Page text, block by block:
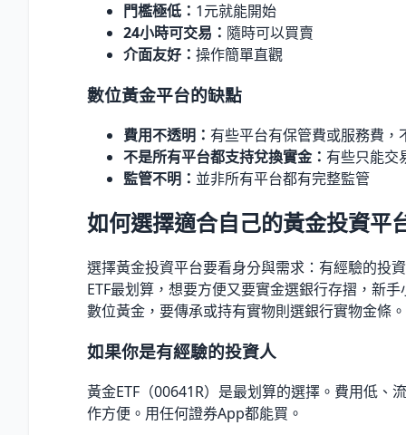
門檻極低： 1元就能開始
24小時可交易： 隨時可以買賣
介面友好： 操作簡單直觀
數位黃金平台的缺點
費用不透明： 有些平台有保管費或服務費，
不是所有平台都支持兌換實金： 有些只能交
監管不明： 並非所有平台都有完整監管
如何選擇適合自己的黃金投資平
選擇黃金投資平台要看身分與需求：有經驗的投
ETF最划算，想要方便又要實金選銀行存摺，新
數位黃金，要傳承或持有實物則選銀行實物金條。
如果你是有經驗的投資人
黃金ETF（00641R）是最划算的選擇。費用低、
作方便。用任何證券App都能買。